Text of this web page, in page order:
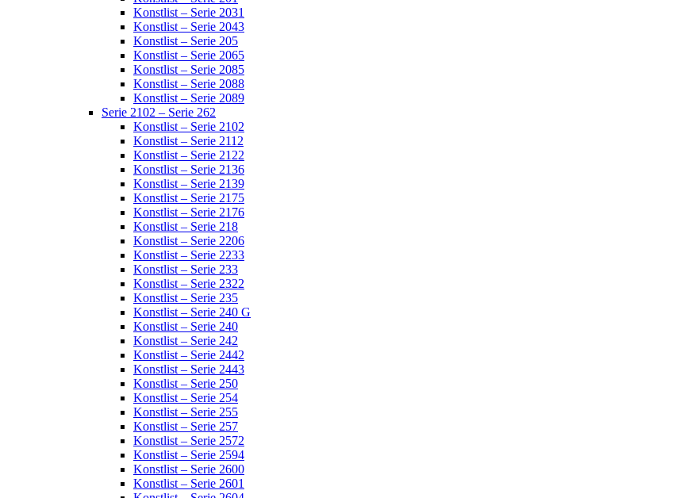
Konstlist – Serie 2031
Konstlist – Serie 2043
Konstlist – Serie 205
Konstlist – Serie 2065
Konstlist – Serie 2085
Konstlist – Serie 2088
Konstlist – Serie 2089
Serie 2102 – Serie 262
Konstlist – Serie 2102
Konstlist – Serie 2112
Konstlist – Serie 2122
Konstlist – Serie 2136
Konstlist – Serie 2139
Konstlist – Serie 2175
Konstlist – Serie 2176
Konstlist – Serie 218
Konstlist – Serie 2206
Konstlist – Serie 2233
Konstlist – Serie 233
Konstlist – Serie 2322
Konstlist – Serie 235
Konstlist – Serie 240 G
Konstlist – Serie 240
Konstlist – Serie 242
Konstlist – Serie 2442
Konstlist – Serie 2443
Konstlist – Serie 250
Konstlist – Serie 254
Konstlist – Serie 255
Konstlist – Serie 257
Konstlist – Serie 2572
Konstlist – Serie 2594
Konstlist – Serie 2600
Konstlist – Serie 2601